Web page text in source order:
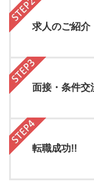
求人のご紹介
面接・条件交
転職成功!!